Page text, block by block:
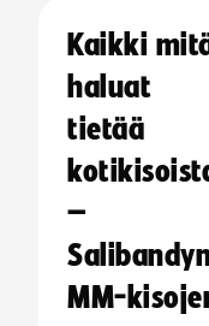
Kaikki
haluat
tietää
–
MM-